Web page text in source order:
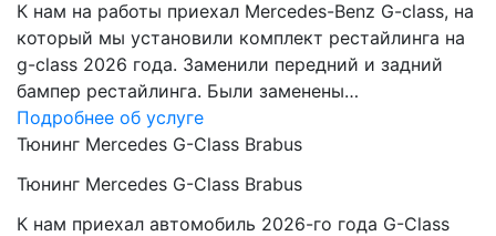
К нам на работы приехал Mercedes-Benz G-class, на
который мы установили комплект рестайлинга на
g-class 2026 года. Заменили передний и задний
бампер рестайлинга. Были заменены…
Подробнее об услуге
Тюнинг Mercedes G-Class Brabus
Тюнинг Mercedes G-Class Brabus
К нам приехал автомобиль 2026-го года G-Class